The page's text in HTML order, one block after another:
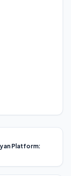
Platform: